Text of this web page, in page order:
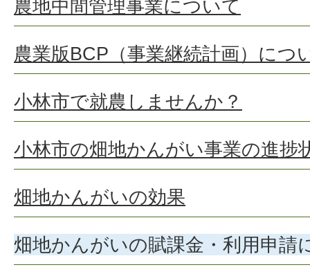
農地中間管理事業について
農業版BCP（事業継続計画）につ
小林市で就農しませんか？
小林市の畑地かんがい事業の進捗
畑地かんがいの効果
畑地かんがいの賦課金・利用申請